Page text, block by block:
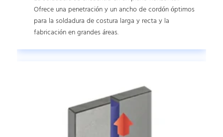
Ofrece una penetración y un ancho de cordón óptimos
para la soldadura de costura larga y recta y la
fabricación en grandes áreas.